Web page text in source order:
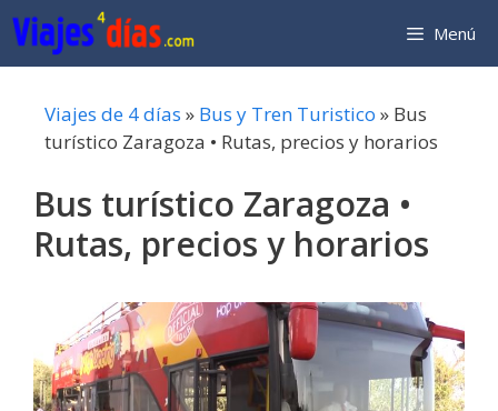
Saltar
al
contenido
Menú
Viajes de 4 días » Bus y Tren Turistico » Bus
turístico Zaragoza • Rutas, precios y horarios
Bus turístico Zaragoza •
Rutas, precios y horarios